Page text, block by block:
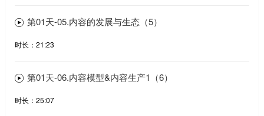
第01天-05.内容的发展与生态（5）
时长：21:23
第01天-06.内容模型&内容生产1（6）
时长：25:07